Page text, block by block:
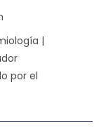
|
por el